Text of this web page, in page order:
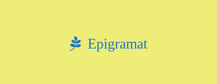
Epigramat